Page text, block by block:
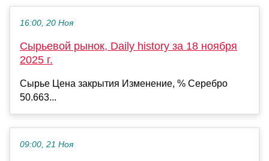
16:00, 20 Ноя
Сырьевой рынок, Daily history за 18 ноября
2025 г.
Сырье Цена закрытия Изменение, % Серебро
50.663...
09:00, 21 Ноя